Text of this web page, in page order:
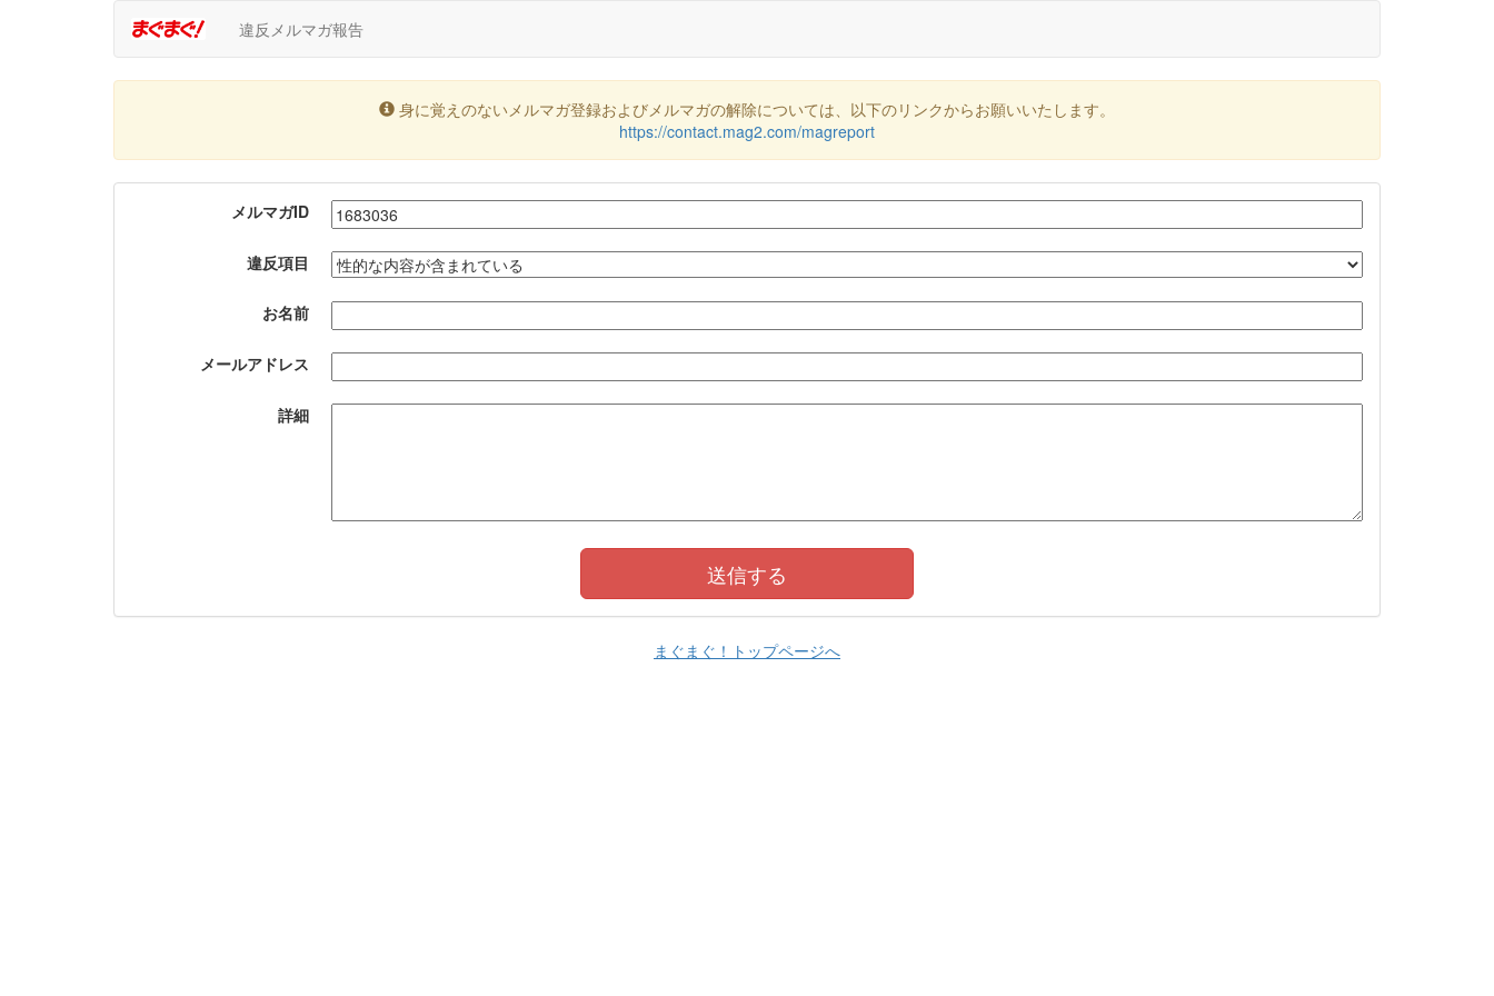
違反メルマガ報告
身に覚えのないメルマガ登録およびメルマガの解除については、以下のリンクからお願いいたします。
https://contact.mag2.com/magreport
メルマガID
違反項目
お名前
メールアドレス
詳細
まぐまぐ！トップページへ